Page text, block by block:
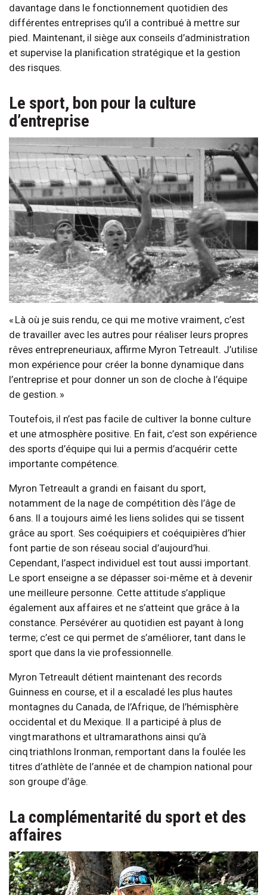
davantage dans le fonctionnement quotidien des
différentes entreprises qu’il a contribué à mettre sur
pied. Maintenant, il siège aux conseils d’administration
et supervise la planification stratégique et la gestion
des risques.
Le sport, bon pour la culture
d’entreprise
« Là où je suis rendu, ce qui me motive vraiment, c’est
de travailler avec les autres pour réaliser leurs propres
rêves entrepreneuriaux, affirme Myron Tetreault. J’utilise
mon expérience pour créer la bonne dynamique dans
l’entreprise et pour donner un son de cloche à l’équipe
de gestion. »
Toutefois, il n’est pas facile de cultiver la bonne culture
et une atmosphère positive. En fait, c’est son expérience
des sports d’équipe qui lui a permis d’acquérir cette
importante compétence.
Myron Tetreault a grandi en faisant du sport,
notamment de la nage de compétition dès l’âge de
6 ans. Il a toujours aimé les liens solides qui se tissent
grâce au sport. Ses coéquipiers et coéquipières d’hier
font partie de son réseau social d’aujourd’hui.
Cependant, l’aspect individuel est tout aussi important.
Le sport enseigne a se dépasser soi-même et à devenir
une meilleure personne. Cette attitude s’applique
également aux affaires et ne s’atteint que grâce à la
constance. Persévérer au quotidien est payant à long
terme; c’est ce qui permet de s’améliorer, tant dans le
sport que dans la vie professionnelle.
Myron Tetreault détient maintenant des records
Guinness en course, et il a escaladé les plus hautes
montagnes du Canada, de l’Afrique, de l’hémisphère
occidental et du Mexique. Il a participé à plus de
vingt marathons et ultramarathons ainsi qu’à
cinq triathlons Ironman, remportant dans la foulée les
titres d’athlète de l’année et de champion national pour
son groupe d’âge.
La complémentarité du sport et des
affaires